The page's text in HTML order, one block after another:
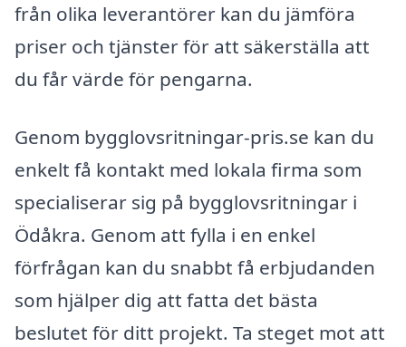
från olika leverantörer kan du jämföra
priser och tjänster för att säkerställa att
du får värde för pengarna.
Genom bygglovsritningar-pris.se kan du
enkelt få kontakt med lokala firma som
specialiserar sig på bygglovsritningar i
Ödåkra. Genom att fylla i en enkel
förfrågan kan du snabbt få erbjudanden
som hjälper dig att fatta det bästa
beslutet för ditt projekt. Ta steget mot att